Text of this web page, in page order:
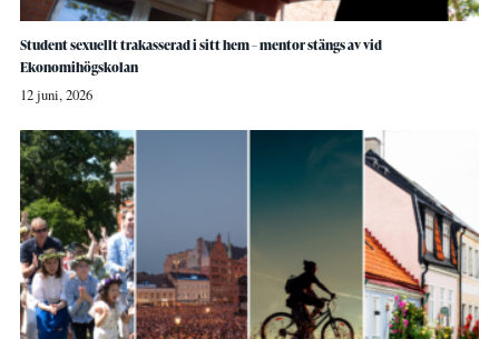
Student sexuellt trakasserad i sitt hem – mentor stängs av vid
Ekonomihögskolan
12 juni, 2026